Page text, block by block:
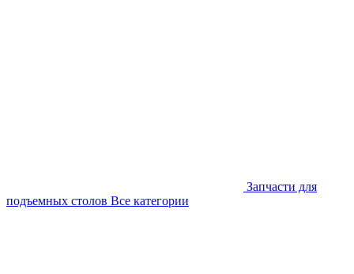
Запчасти для
подъемных столов Все категории